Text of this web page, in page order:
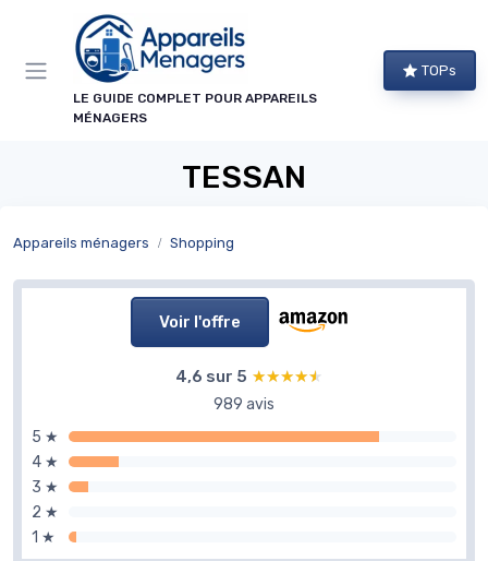
LE GUIDE COMPLET POUR APPAREILS
MÉNAGERS
TOPs
TESSAN
Appareils ménagers Shopping
Voir l'offre
4,6 sur 5 ★★★★★
★★★★★
989 avis
5 ★
4 ★
3 ★
2 ★
1 ★
Panneau de gestion des cookies